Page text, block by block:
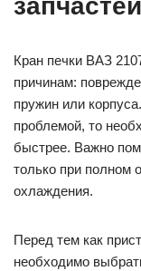
запчастей
Кран печки ВАЗ
причинам:
пружин или
проблемой, то
быстрее. Важно
только при полном
охлаждения.
Перед тем как
необходимо